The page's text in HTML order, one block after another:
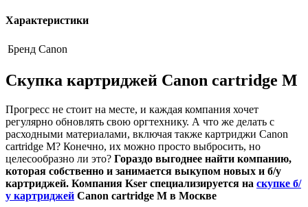
Характеристики
Бренд Canon
Скупка картриджей Canon cartridge M
Прогресс не стоит на месте, и каждая компания хочет
регулярно обновлять свою оргтехнику. А что же делать с
расходными материалами, включая также картриджи Canon
cartridge M? Конечно, их можно просто выбросить, но
целесообразно ли это? Гораздо выгоднее найти компанию,
которая собственно и занимается выкупом новых и б/у
картриджей. Компания Kser специализируется на скупке б/
у картриджей Canon cartridge M в Москве